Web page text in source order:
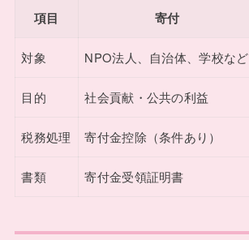
項目 寄付
対象 NPO法人、自治体、学校など
目的 社会貢献・公共の利益
税務処理 寄付金控除（条件あり）
書類 寄付金受領証明書